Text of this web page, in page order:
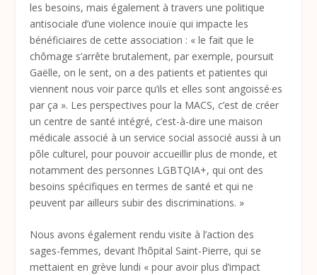
les besoins, mais également à travers une politique
antisociale d’une violence inouïe qui impacte les
bénéficiaires de cette association : « le fait que le
chômage s’arrête brutalement, par exemple, poursuit
Gaëlle, on le sent, on a des patients et patientes qui
viennent nous voir parce qu’ils et elles sont angoissé·es
par ça ». Les perspectives pour la MACS, c’est de créer
un centre de santé intégré, c’est-à-dire une maison
médicale associé à un service social associé aussi à un
pôle culturel, pour pouvoir accueillir plus de monde, et
notamment des personnes LGBTQIA+, qui ont des
besoins spécifiques en termes de santé et qui ne
peuvent par ailleurs subir des discriminations. »
Nous avons également rendu visite à l’action des
sages-femmes, devant l’hôpital Saint-Pierre, qui se
mettaient en grève lundi « pour avoir plus d’impact